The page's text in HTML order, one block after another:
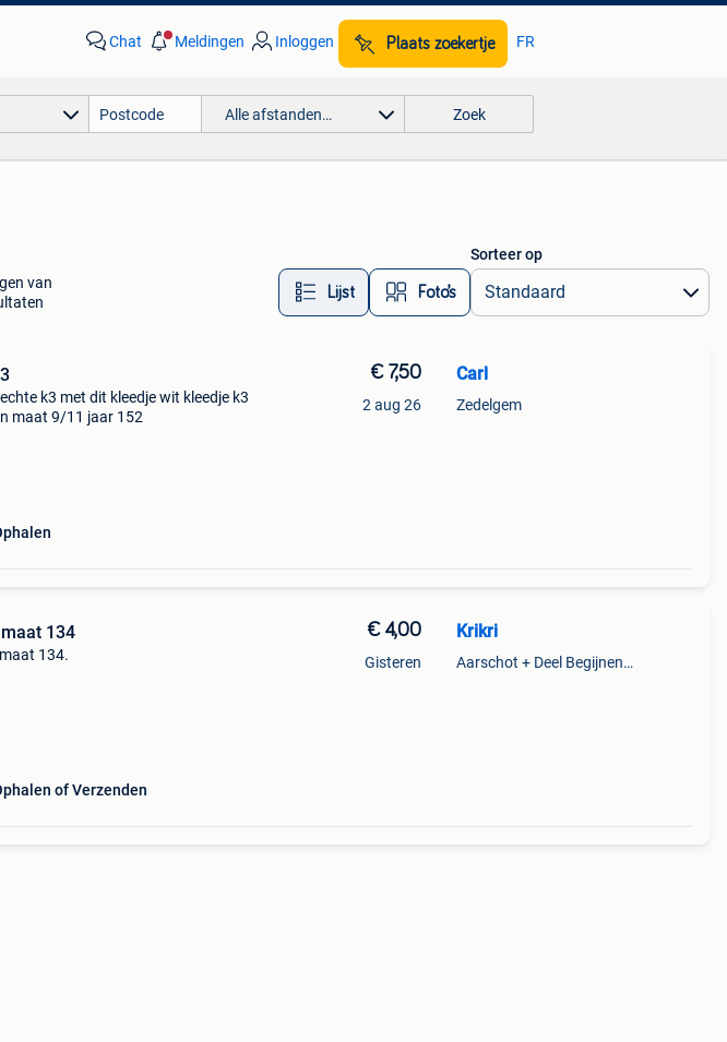
Chat Meldingen Inloggen Plaats zoekertje FR
Alle afstanden… Zoek
van
Lijst Foto’s
Sorteer op
k3 met dit kleedje wit kleedje k3
maat 9/11 jaar 152
€ 7,50
2 aug 26
Carl
Zedelgem
134
134.
of Verzenden
€ 4,00
Gisteren
Krikri
Aarschot + Deel Begijnendijk